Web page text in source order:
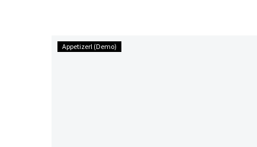
Appetizerl (Demo)